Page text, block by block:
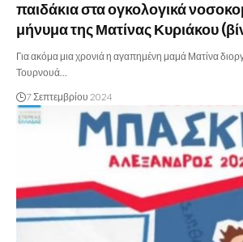
παιδάκια στα ογκολογικά
μήνυμα της Ματίνας Κυριάκου
Για ακόμα μια χρονιά η αγαπημένη μαμά Ματίνα
Τουρνουά…
7 Σεπτεμβρίου 2024